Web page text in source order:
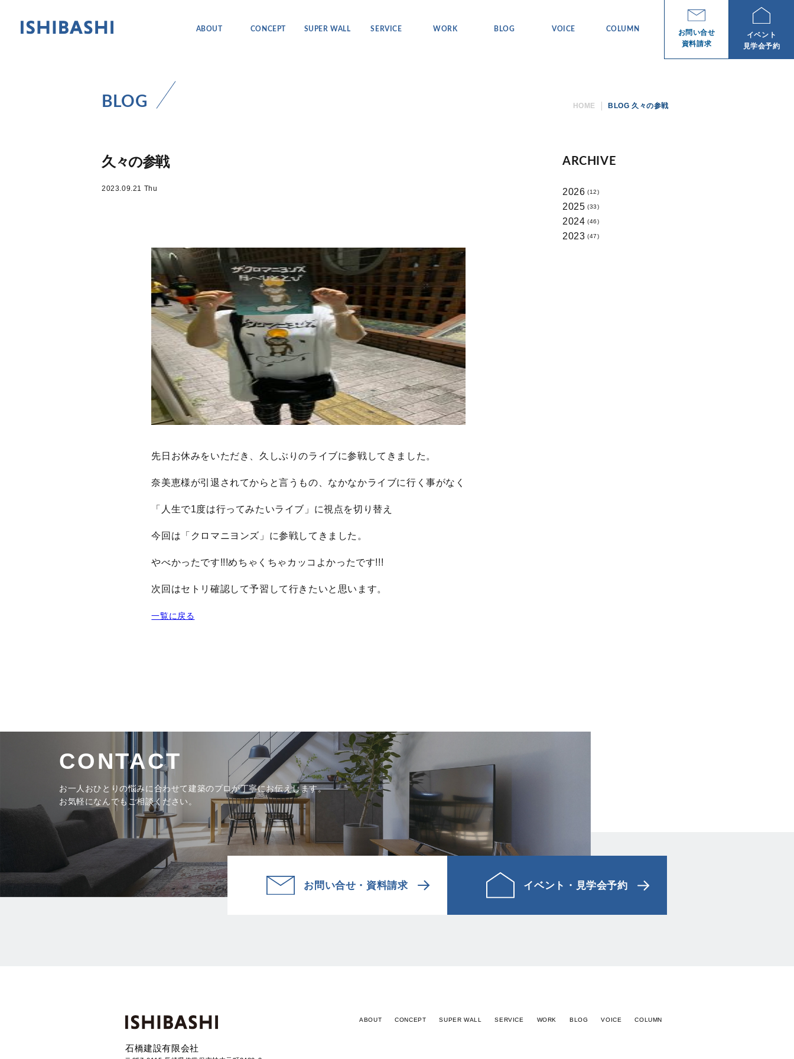
ABOUT CONCEPT SUPER WALL SERVICE WORK BLOG VOICE COLUMN
お問い合せ
資料請求
イベント
見学会予約
BLOG HOME BLOG 久々の参戦
久々の参戦
2023.09.21 Thu
先日お休みをいただき、久しぶりのライブに参戦してきました。
奈美恵様が引退されてからと言うもの、なかなかライブに行く事がなく
「人生で1度は行ってみたいライブ」に視点を切り替え
今回は「クロマニヨンズ」に参戦してきました。
やべかったです!!!めちゃくちゃカッコよかったです!!!
次回はセトリ確認して予習して行きたいと思います。
一覧に戻る
ARCHIVE
2026 (12)
2025 (33)
2024 (46)
2023 (47)
CONTACT
お一人おひとりの悩みに合わせて建築のプロが丁寧にお伝えします。
お気軽になんでもご相談ください。
お問い合せ ・ 資料請求 イベント ・ 見学会予約
石橋建設有限会社
ABOUT CONCEPT SUPER WALL SERVICE WORK BLOG VOICE COLUMN